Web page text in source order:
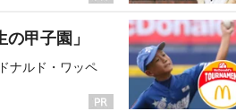
甲子園」
ナルド・ワッペ